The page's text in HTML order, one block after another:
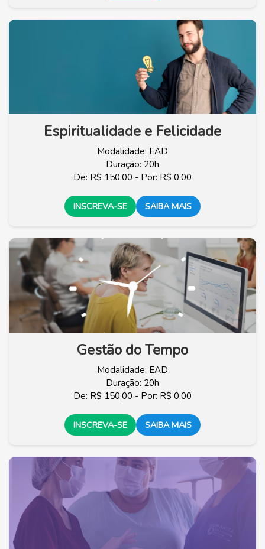
Espiritualidade e Felicidade
Modalidade: EAD
Duração: 20h
De: R$ 150,00 - Por: R$ 0,00
INSCREVA-SE SAIBA MAIS
Gestão do Tempo
Modalidade: EAD
Duração: 20h
De: R$ 150,00 - Por: R$ 0,00
INSCREVA-SE SAIBA MAIS